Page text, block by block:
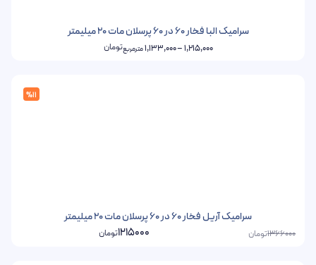
سرامیک البا فخار 60 در 60 پرسلان مات 20 میلیمتر
1,215,000
–
1,133,000مترمربعتومان
%11
سرامیک آریل فخار 60 در 60 پرسلان مات 20 میلیمتر
1366000تومان 1215000تومان